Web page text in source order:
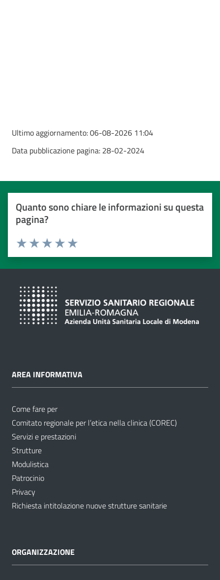
Ultimo aggiornamento:06-08-2026 11:04
Data pubblicazione pagina: 28-02-2024
Quanto sono chiare le informazioni su questa
pagina?
Valuta da 1 a 5 stelle
Valuta 5 stelle su 5
Valuta 4 stelle su 5
Valuta 3 stelle su 5
Valuta 2 stelle su 5
Valuta 1 stelle su 5
AREA INFORMATIVA
Come fare per
Comitato regionale per l’etica nella clinica (COREC)
Servizi e prestazioni
Strutture
Modulistica
Patrocinio
Privacy
Richiesta intitolazione nuove strutture sanitarie
ORGANIZZAZIONE